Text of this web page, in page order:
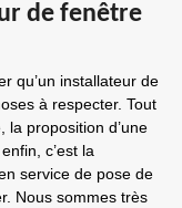
de fenêtre
qu’un installateur de
à respecter. Tout
la proposition d’une
c’est la
service de pose de
Nous sommes très